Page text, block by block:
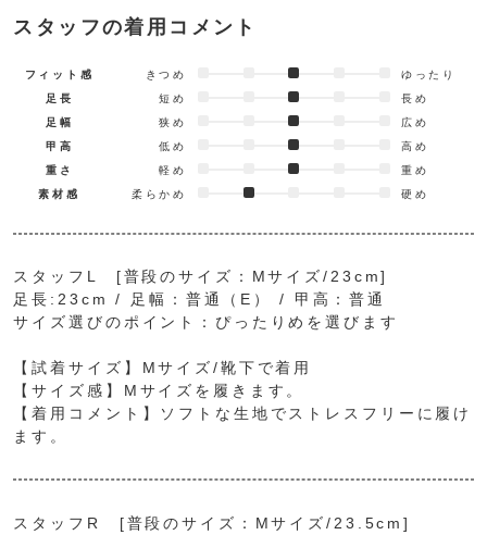
スタッフの着用コメント
フィット感 きつめ
ゆったり
足長
短め
長め
足幅
狭め
広め
甲高
低め
高め
重さ
軽め
重め
素材感
柔らかめ 硬め
スタッフL [普段のサイズ：Mサイズ/23cm]
足長:23cm / 足幅：普通（E） / 甲高：普通
サイズ選びのポイント：ぴったりめを選びます
【試着サイズ】Mサイズ/靴下で着用
【サイズ感】Mサイズを履きます。
【着用コメント】ソフトな生地でストレスフリーに履け
ます。
スタッフR [普段のサイズ：Mサイズ/23.5cm]